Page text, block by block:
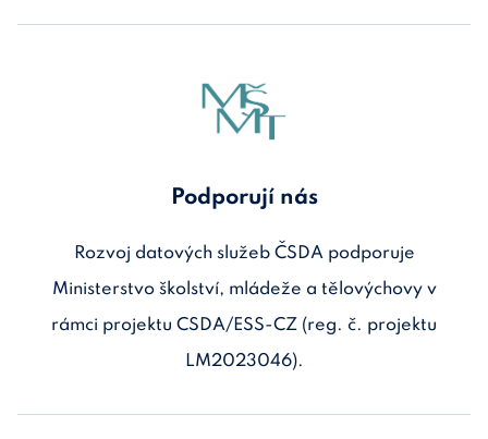
Podporují nás
Rozvoj datových služeb ČSDA podporuje
Ministerstvo školství, mládeže a tělovýchovy v
rámci projektu CSDA/ESS-CZ (reg. č. projektu
LM2023046).